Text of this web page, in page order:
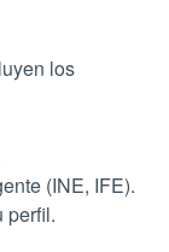
los
(INE, IFE).
perfil.